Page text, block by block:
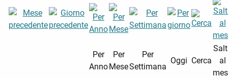
Per
Anno
Per
Mese
Per
Settimana
Oggi Cerca
al